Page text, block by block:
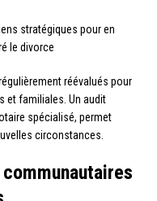
stratégiques pour en
le divorce
réévalués pour
et familiales. Un audit
spécialisé, permet
circonstances.